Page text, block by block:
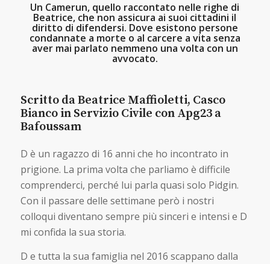
Un Camerun, quello raccontato nelle righe di
Beatrice, che non assicura ai suoi cittadini il
diritto di difendersi. Dove esistono persone
condannate a morte o al carcere a vita senza
aver mai parlato nemmeno una volta con un
avvocato.
Scritto da Beatrice Maffioletti, Casco
Bianco in Servizio Civile con Apg23 a
Bafoussam
D è un ragazzo di 16 anni che ho incontrato in
prigione. La prima volta che parliamo è difficile
comprenderci, perché lui parla quasi solo Pidgin.
Con il passare delle settimane però i nostri
colloqui diventano sempre più sinceri e intensi e D
mi confida la sua storia.
D e tutta la sua famiglia nel 2016 scappano dalla